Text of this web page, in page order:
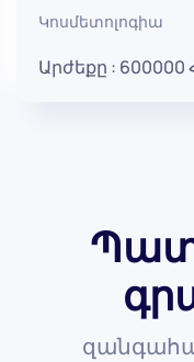
Կոսմետոլոգիա
Արժեքը : 600000